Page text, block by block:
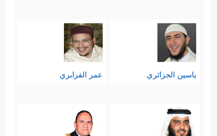
یَنظُرُ ٱلۡمَرۡءُ مَا قَدَّمَتۡ یَدَاهُ وَیَقُولُ ٱلۡكَافِرُ یَـٰلَیۡتَنِی كُنتُ
تُرَ ٰ⁠بَۢا﴾.
ياسين الجزائري عمر القزابري